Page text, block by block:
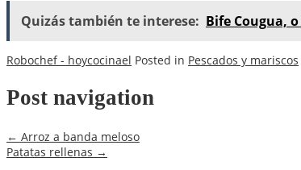
Quizás también te interese: Bife Cougua,
Robochef - hoycocinael Posted in Pescados y mariscos
Post navigation
← Arroz a banda meloso
Patatas rellenas →